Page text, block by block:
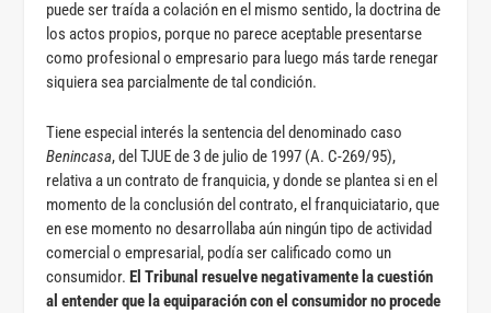
puede ser traída a colación en el mismo sentido, la doctrina de
los actos propios, porque no parece aceptable presentarse
como profesional o empresario para luego más tarde renegar
siquiera sea parcialmente de tal condición.
Tiene especial interés la sentencia del denominado caso
Benincasa, del TJUE de 3 de julio de 1997 (A. C-269/95),
relativa a un contrato de franquicia, y donde se plantea si en el
momento de la conclusión del contrato, el franquiciatario, que
en ese momento no desarrollaba aún ningún tipo de actividad
comercial o empresarial, podía ser calificado como un
consumidor.El Tribunal resuelve negativamente la cuestión
al entender que la equiparación con el consumidor no procede